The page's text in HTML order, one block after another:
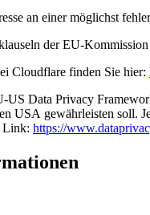
an einer möglichst
der EU-
Cloudflare finden Sie hier:
Data Privacy
USA gewährleisten soll.
Link: https://